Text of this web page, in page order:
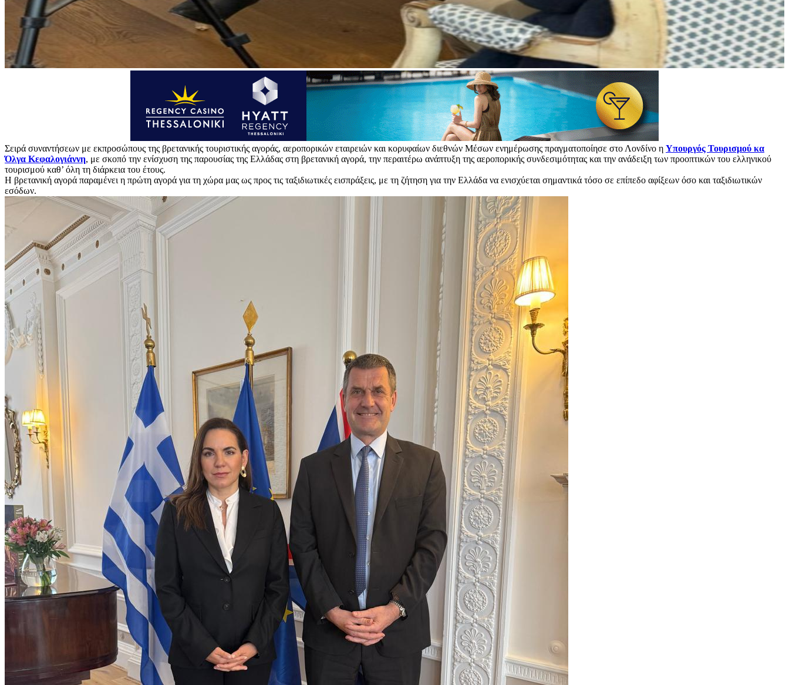
Σειρά συναντήσεων με εκπροσώπους της βρετανικής τουριστικής αγοράς, αεροπορικών εταιρειών και κορυφαίων διεθνών Μέσων ενημέρωσης πραγματοποίησε στο Λονδίνο η Υπουργός Τουρισμού κα
Όλγα Κεφαλογιάννη, με σκοπό την ενίσχυση της παρουσίας της Ελλάδας στη βρετανική αγορά, την περαιτέρω ανάπτυξη της αεροπορικής συνδεσιμότητας και την ανάδειξη των προοπτικών του ελληνικού
τουρισμού καθ’ όλη τη διάρκεια του έτους.
Η βρετανική αγορά παραμένει η πρώτη αγορά για τη χώρα μας ως προς τις ταξιδιωτικές εισπράξεις, με τη ζήτηση για την Ελλάδα να ενισχύεται σημαντικά τόσο σε επίπεδο αφίξεων όσο και ταξιδιωτικών
εσόδων.